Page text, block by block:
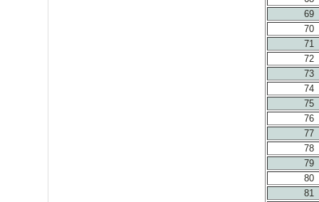
69
70
71
72
73
74
75
76
77
78
79
80
81